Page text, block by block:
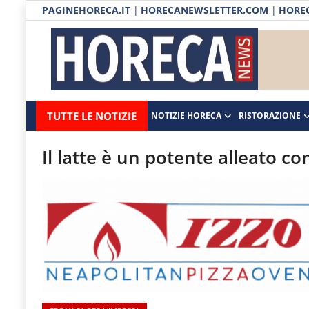
PAGINEHORECA.IT | HORECANEWSLETTER.COM |
Horecanews.it
-
Notizie
Horeca
Il
del
canale
Horeca
e
del
TUTTE LE NOTIZIE NOTIZIE HORECA RISTORAZIONE
Notizie HORECA
Ristorazione
Ospitalità
Prodotti | Dispensa Horeca
Eventi
RUBRICHE
Il latte è un potente alleato